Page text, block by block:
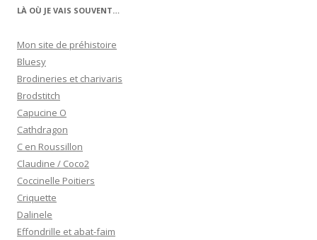
LÀ OÙ JE VAIS SOUVENT…
Mon site de préhistoire
Bluesy
Brodineries et charivaris
Brodstitch
Capucine O
Cathdragon
C en Roussillon
Claudine / Coco2
Coccinelle Poitiers
Criquette
Dalinele
Effondrille et abat-faim